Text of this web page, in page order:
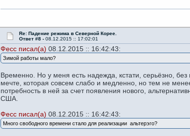
Re: Падение режима в Северной Корее.
Ответ #8 - 08.12.2015 :: 17:02:01
Фесс писал(а) 08.12.2015 :: 16:42:43:
Зимой работы мало?
Временно. Но у меня есть надежда, кстати, серьёзно,
мечте, которая совсем слабо и медленно, но тем не
потребность в ней за счет появления нового,
США.
Фесс писал(а) 08.12.2015 :: 16:42:43:
Много свободного времени стало для реализации альтерэго?